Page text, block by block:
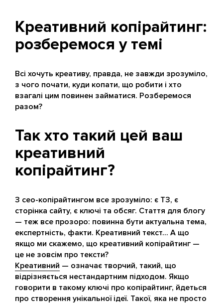
Креативний копірайтинг:
розберемося у темі
Всі хочуть креативу, правда, не завжди зрозуміло,
з чого почати, куди копати, що робити і хто
взагалі цим повинен займатися. Розберемося
разом?
Так хто такий цей ваш
креативний
копірайтинг?
З сео-копірайтингом все зрозуміло: є ТЗ, є
сторінка сайту, є ключі та обсяг. Стаття для блогу
— теж все прозоро: повинна бути актуальна тема,
експертність, факти. Креативний текст... А що
якщо ми скажемо, що креативний копірайтинг —
це не зовсім про тексти?
Креативний — означає творчий, такий, що
відрізняється нестандартним підходом. Якщо
говорити в такому ключі про копірайтинг, йдеться
про створення унікальної ідеї. Такої, яка не просто